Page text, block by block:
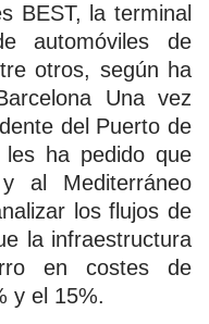
BEST, la terminal
automóviles de
otros, según ha
Una vez
del Puerto de
les ha pedido que
al Mediterráneo
los flujos de
la infraestructura
en costes de
y el 15%.